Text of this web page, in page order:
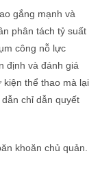
gắng mạnh và
phân tách tỷ suất
công nỗ lực
định và đánh giá
kiện thể thao mà lại
chỉ dẫn quyết
khoăn chủ quản.